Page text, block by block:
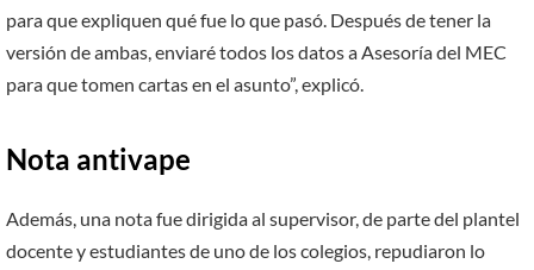
para que expliquen qué fue lo que pasó. Después de tener la
versión de ambas, enviaré todos los datos a Asesoría del MEC
para que tomen cartas en el asunto”, explicó.
Nota antivape
Además, una nota fue dirigida al supervisor, de parte del plantel
docente y estudiantes de uno de los colegios, repudiaron lo